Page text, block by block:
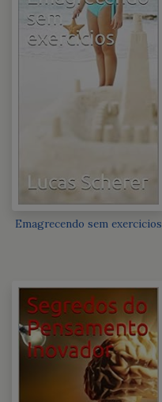
Emagrecendo sem exercicios